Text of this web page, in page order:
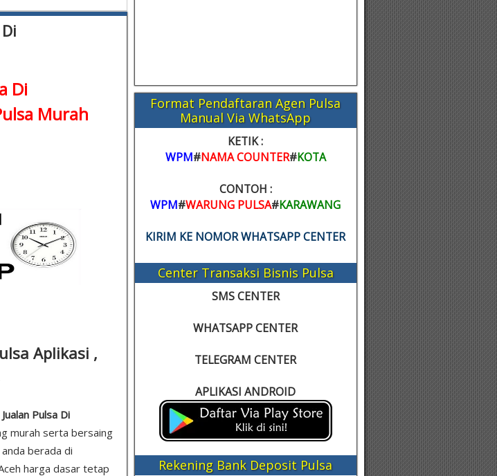
Di
Murah
Aplikasi ,
Pulsa Di
murah serta bersaing
berada di
harga dasar tetap
Format Pendaftaran Agen Pulsa
Manual Via WhatsApp
KETIK :
WPM#NAMA COUNTER#KOTA
CONTOH :
WPM#WARUNG PULSA#KARAWANG
KIRIM KE NOMOR WHATSAPP CENTER
Center Transaksi Bisnis Pulsa
SMS CENTER
WHATSAPP CENTER
TELEGRAM CENTER
APLIKASI ANDROID
Rekening Bank Deposit Pulsa